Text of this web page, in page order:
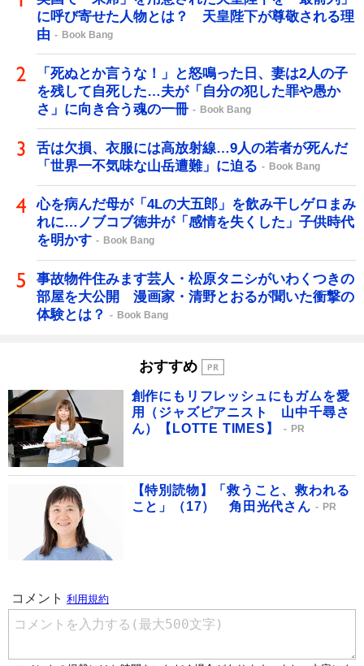
に呼び寄せた人物とは？ 天皇陛下が尊敬される理
由
Book Bang
「死ぬとか言うな！」と怒鳴った日、妻は2人の子
を残して自死した…夫が「自分の犯した罪や愚か
さ」に向き合う魂の一冊
Book Bang
舌は欠損、衣服には高放射線…9人の若者が死んだ
「世界一不気味な山岳遭難」に迫る
Book Bang
心を病んだ母が「4Lの大五郎」を飲み干しゲロまみ
れに…ノブコブ徳井が「感情を失くした」子供時代
を明かす
Book Bang
事故物件住みます芸人・松原タニシがいわくつきの
部屋を大公開 漫画家・清野とおるが聞いた衝撃の
体験とは？
Book Bang
おすすめ
創作にもリフレッシュにもガムを愛
用（ジャズピアニスト 山中千尋さ
ん）【LOTTE TIMES】
PR
【特別読物】「救うこと、救われる
こと」（17） 角田光代さん
PR